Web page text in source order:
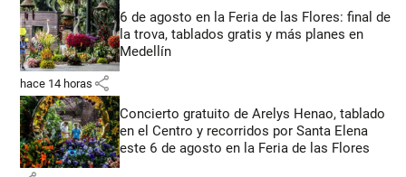
6 de agosto en la Feria de las Flores: final de
la trova, tablados gratis y más planes en
Medellín
hace 14 horas share
Concierto gratuito de Arelys Henao, tablado
en el Centro y recorridos por Santa Elena
este 6 de agosto en la Feria de las Flores